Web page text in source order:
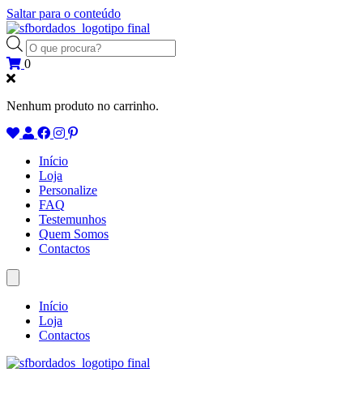
Saltar para o conteúdo
Products
search
0
Nenhum produto no carrinho.
Início
Loja
Personalize
FAQ
Testemunhos
Quem Somos
Contactos
Início
Loja
Contactos